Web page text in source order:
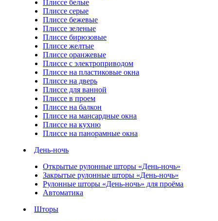
Плиссе белые
Плиссе серые
Плиссе бежевые
Плиссе зеленые
Плиссе бирюзовые
Плиссе желтые
Плиссе оранжевые
Плиссе с электроприводом
Плиссе на пластиковые окна
Плиссе на дверь
Плиссе для ванной
Плиссе в проем
Плиссе на балкон
Плиссе на мансардные окна
Плиссе на кухню
Плиссе на панорамные окна
День-ночь
Открытые рулонные шторы «День-ночь»
Закрытые рулонные шторы «День-ночь»
Рулонные шторы «День-ночь» для проёма
Автоматика
Шторы